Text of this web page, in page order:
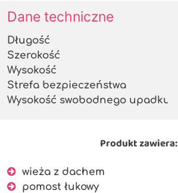
Dane techniczne
Długość
Szerokość
Wysokość
Strefa bezpieczeństwa
Wysokość swobodnego upadku
Produkt zawiera:
wieża z dachem
pomost łukowy